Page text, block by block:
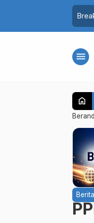
menu
home